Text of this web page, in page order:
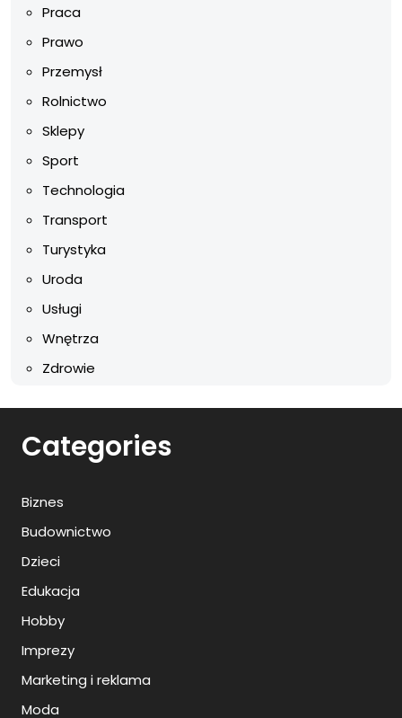
Praca
Prawo
Przemysł
Rolnictwo
Sklepy
Sport
Technologia
Transport
Turystyka
Uroda
Usługi
Wnętrza
Zdrowie
Categories
Biznes
Budownictwo
Dzieci
Edukacja
Hobby
Imprezy
Marketing i reklama
Moda